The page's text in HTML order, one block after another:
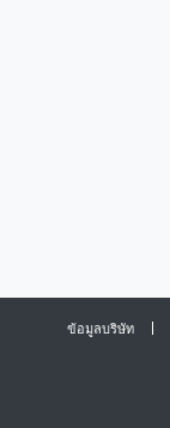
ข้อมูลบริษัท